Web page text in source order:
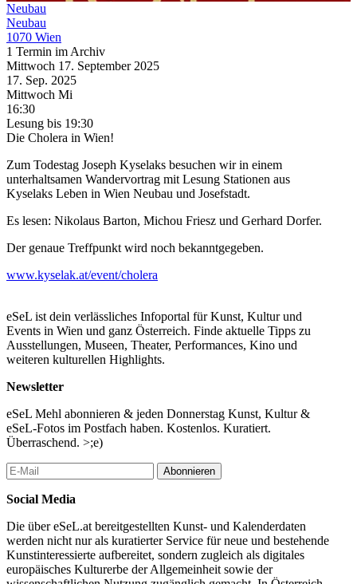
Neubau
Neubau
1070 Wien
1 Termin im Archiv
Mittwoch 17. September 2025
17. Sep. 2025
Mittwoch Mi
16:30
Lesung bis 19:30
Die Cholera in Wien!
Zum Todestag Joseph Kyselaks besuchen wir in einem
unterhaltsamen Wandervortrag mit Lesung Stationen aus
Kyselaks Leben in Wien Neubau und Josefstadt.
Es lesen: Nikolaus Barton, Michou Friesz und Gerhard Dorfer.
Der genaue Treffpunkt wird noch bekanntgegeben.
www.kyselak.at/event/cholera
eSeL ist dein verlässliches Infoportal für Kunst, Kultur und
Events in Wien und ganz Österreich. Finde aktuelle Tipps zu
Ausstellungen, Museen, Theater, Performances, Kino und
weiteren kulturellen Highlights.
Newsletter
eSeL Mehl abonnieren & jeden Donnerstag Kunst, Kultur &
eSeL-Fotos im Postfach haben. Kostenlos. Kuratiert.
Überraschend. >;e)
Abonnieren
Social Media
Die über eSeL.at bereitgestellten Kunst- und Kalenderdaten
werden nicht nur als kuratierter Service für neue und bestehende
Kunstinteressierte aufbereitet, sondern zugleich als digitales
europäisches Kulturerbe der Allgemeinheit sowie der